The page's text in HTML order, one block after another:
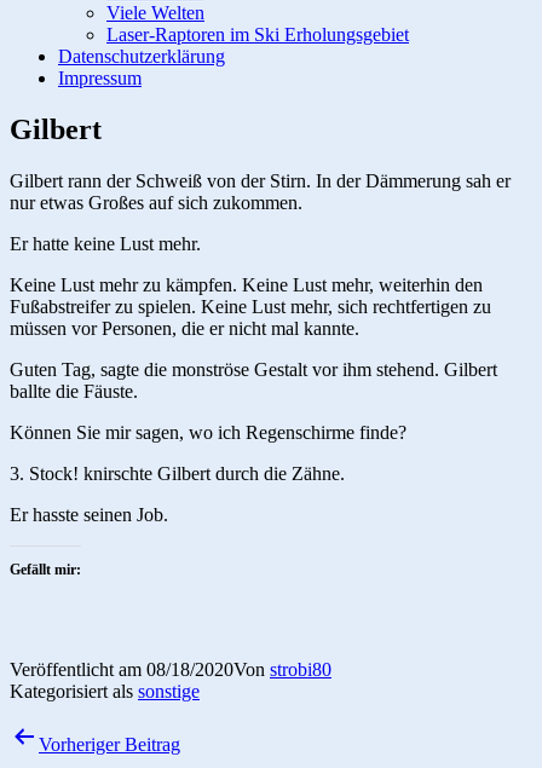
Viele Welten
Laser-Raptoren im Ski Erholungsgebiet
Datenschutzerklärung
Impressum
Gilbert
Gilbert rann der Schweiß von der Stirn. In der Dämmerung sah er
nur etwas Großes auf sich zukommen.
Er hatte keine Lust mehr.
Keine Lust mehr zu kämpfen. Keine Lust mehr, weiterhin den
Fußabstreifer zu spielen. Keine Lust mehr, sich rechtfertigen zu
müssen vor Personen, die er nicht mal kannte.
Guten Tag, sagte die monströse Gestalt vor ihm stehend. Gilbert
ballte die Fäuste.
Können Sie mir sagen, wo ich Regenschirme finde?
3. Stock! knirschte Gilbert durch die Zähne.
Er hasste seinen Job.
Gefällt mir:
Veröffentlicht am 08/18/2020Von strobi80
Kategorisiert als sonstige
Beitragsnavigation
Vorheriger Beitrag